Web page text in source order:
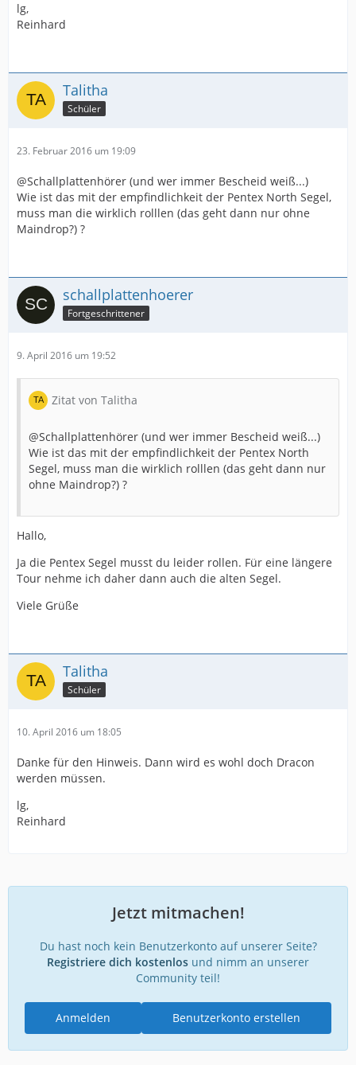
lg,
Reinhard
Talitha
Schüler
23. Februar 2016 um 19:09
@Schallplattenhörer (und wer immer Bescheid weiß...)
Wie ist das mit der empfindlichkeit der Pentex North Segel,
muss man die wirklich rolllen (das geht dann nur ohne
Maindrop?) ?
schallplattenhoerer
Fortgeschrittener
9. April 2016 um 19:52
Zitat von Talitha
@Schallplattenhörer (und wer immer Bescheid weiß...)
Wie ist das mit der empfindlichkeit der Pentex North
Segel, muss man die wirklich rolllen (das geht dann nur
ohne Maindrop?) ?
Hallo,
Ja die Pentex Segel musst du leider rollen. Für eine längere
Tour nehme ich daher dann auch die alten Segel.
Viele Grüße
Talitha
Schüler
10. April 2016 um 18:05
Danke für den Hinweis. Dann wird es wohl doch Dracon
werden müssen.
lg,
Reinhard
Jetzt mitmachen!
Du hast noch kein Benutzerkonto auf unserer Seite?
Registriere dich kostenlos und nimm an unserer
Community teil!
Benutzerkonto erstellen
Anmelden